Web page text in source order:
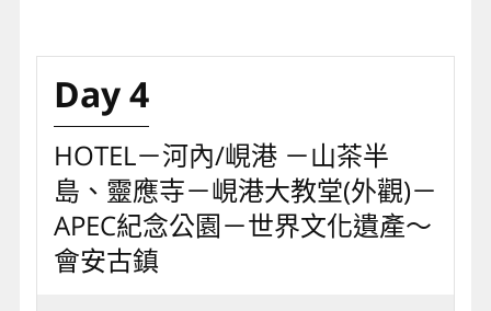
Day 4
HOTEL－河內/峴港 －山茶半
島、靈應寺－峴港大教堂(外觀)－
APEC紀念公園－世界文化遺產～
會安古鎮